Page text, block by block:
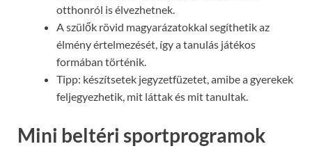
otthonról is élvezhetnek.
A szülők rövid magyarázatokkal segíthetik az
élmény értelmezését, így a tanulás játékos
formában történik.
Tipp: készítsetek jegyzetfüzetet, amibe a gyerekek
feljegyezhetik, mit láttak és mit tanultak.
Mini beltéri sportprogramok